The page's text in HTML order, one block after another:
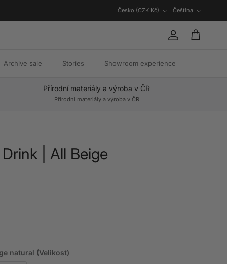
Česko (CZK Kč)
Čeština
Košík
Archive sale Stories Showroom experience
Přírodní materiály a výroba v ČR
Přírodní materiály a výroba v ČR
| All Beige
natural (Velikost)